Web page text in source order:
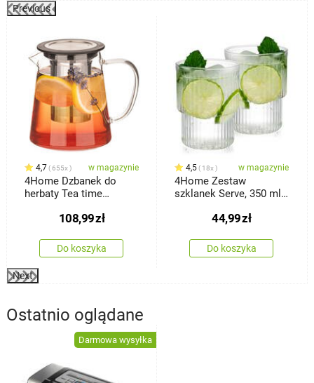
Previous
4,7 655x w magazynie
4Home Dzbanek do
herbaty Tea time
108,99zł
Do koszyka
4,5 18x w magazynie
4Home Zestaw
szklanek Serve, 350 ml,
44,99zł
Do koszyka
Next
Ostatnio oglądane
Darmowa wysyłka